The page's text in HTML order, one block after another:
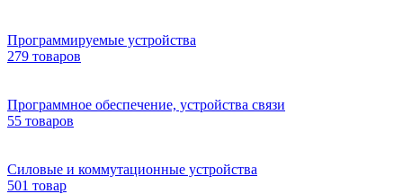
Программируемые устройства
279 товаров
Программное обеспечение, устройства связи
55 товаров
Силовые и коммутационные устройства
501 товар